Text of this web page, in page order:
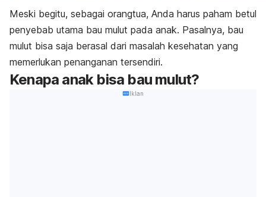
Meski begitu, sebagai orangtua, Anda harus paham betul
penyebab utama bau mulut pada anak. Pasalnya, bau
mulut bisa saja berasal dari masalah kesehatan yang
memerlukan penanganan tersendiri.
Kenapa anak bisa bau mulut?
Iklan